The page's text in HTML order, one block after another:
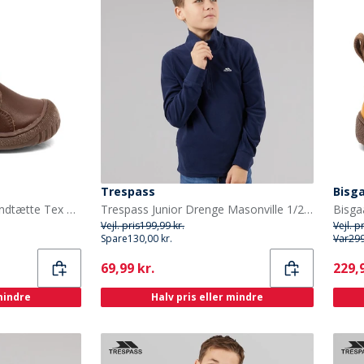
Bisgaard Børn Helton Vandtætte Tex Støvler Dark Brown
Trespass
Trespass Junior Drenge Masonville 1/2 Lynlås Mikro Fleece Blå
Vejl. pris199,99 kr.
Spare130,00 kr.
Current
69,99 kr.
Halv pris eller mindre
Vejl.
Var